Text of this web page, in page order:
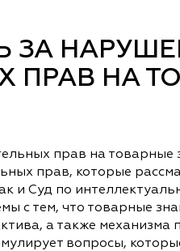
ЗА
ПРАВ НА
прав на
прав, которые
и Суд по
с тем, что товарные
а также
вопросы,